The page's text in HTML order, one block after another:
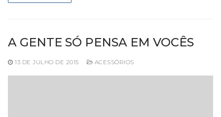
A GENTE SÓ PENSA EM VOCÊS
13 DE JULHO DE 2015 ACESSÓRIOS